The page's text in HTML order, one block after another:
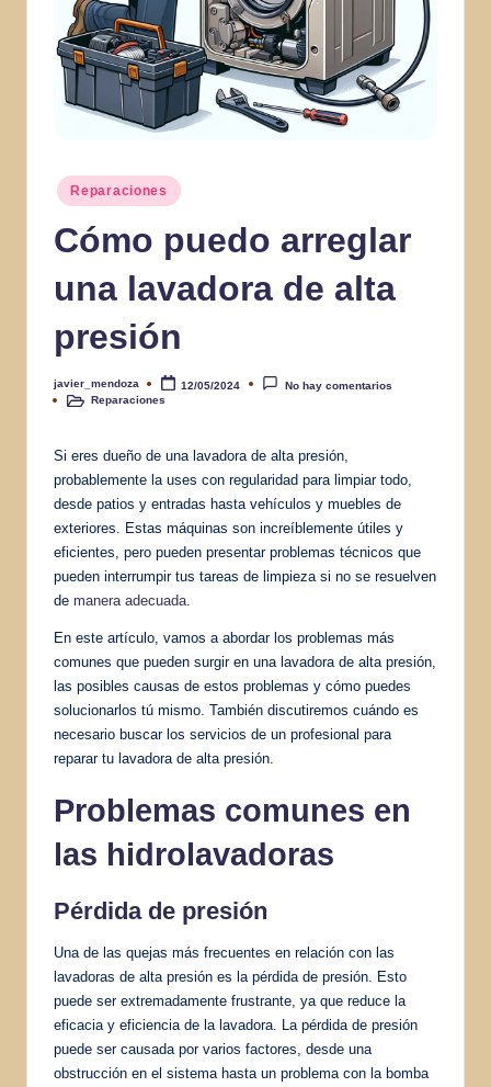
Publicado
en
Reparaciones
Cómo puedo arreglar
una lavadora de alta
presión
Publicado
por
javier_mendoza 12/05/2024
No hay comentarios
PublicadoReparaciones
Si eres dueño de una lavadora de alta presión,
probablemente la uses con regularidad para limpiar todo,
desde patios y entradas hasta vehículos y muebles de
exteriores. Estas máquinas son increíblemente útiles y
eficientes, pero pueden presentar problemas técnicos que
pueden interrumpir tus tareas de limpieza si no se resuelven
de manera adecuada
En este artículo, vamos a abordar los problemas más
comunes que pueden surgir en una lavadora de alta presión,
las posibles causas de estos problemas y cómo puedes
solucionarlos tú mismo. También discutiremos cuándo es
necesario buscar los servicios de un profesional para
reparar tu lavadora de alta presión.
Problemas comunes en
las hidrolavadoras
Pérdida de presión
Una de las quejas más frecuentes en relación con las
lavadoras de alta presión es la pérdida de presión. Esto
puede ser extremadamente frustrante, ya que reduce la
eficacia y eficiencia de la lavadora. La pérdida de presión
puede ser causada por varios factores, desde una
obstrucción en el sistema hasta un problema con la bomba